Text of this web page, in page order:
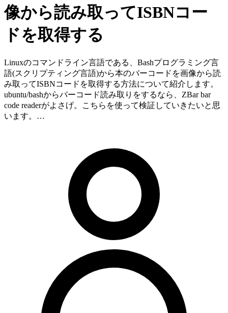
像から読み取ってISBNコー
ドを取得する
Linuxのコマンドライン言語である、Bashプログラミング言
語(スクリプティング言語)から本のバーコードを画像から読
み取ってISBNコードを取得する方法について紹介します。
ubuntu/bashからバーコード読み取りをするなら、ZBar bar
code readerがよさげ。こちらを使って検証していきたいと思
います。…